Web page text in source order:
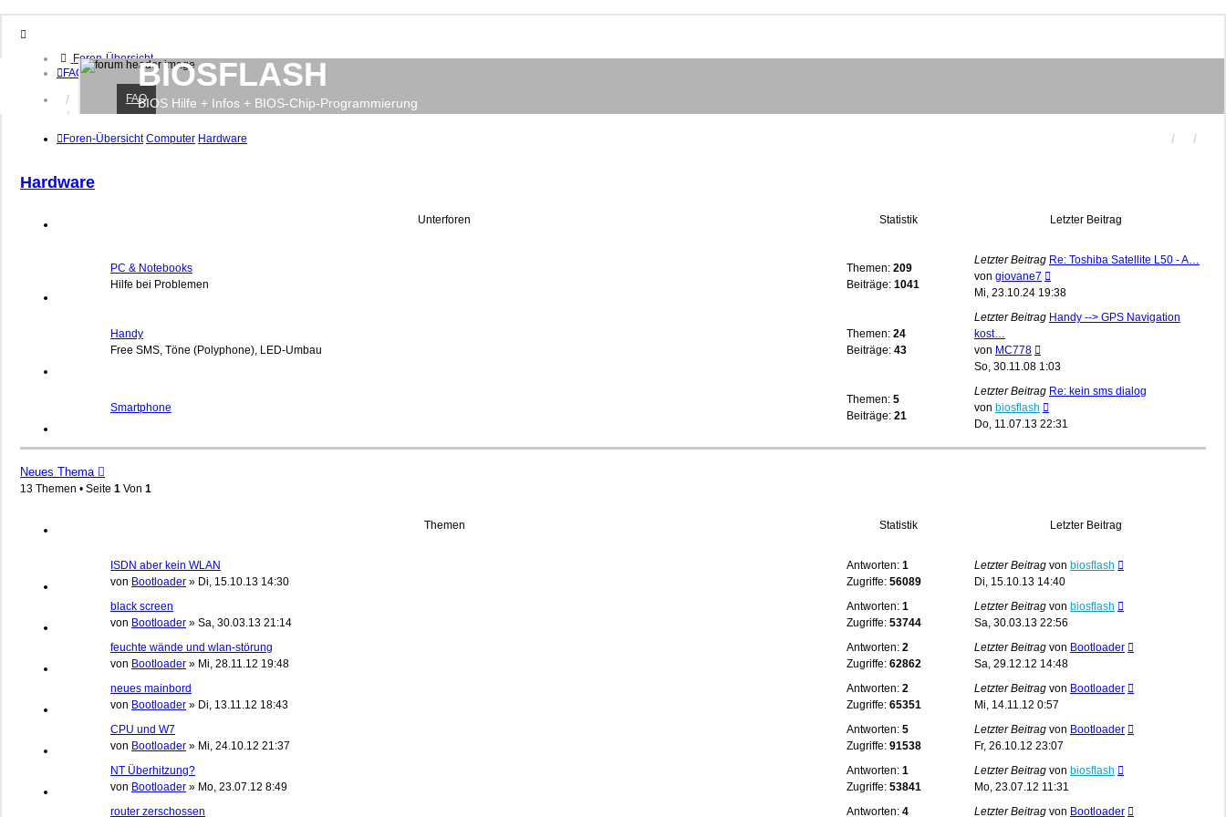
Foren-Übersicht
FAQ
Anmelden
Registrieren
BIOSFLASH
BIOS Hilfe + Infos + BIOS-Chip-Programmierung
FAQ
Foren-Übersicht Computer Hardware
Hardware
Unterforen Statistik Letzter Beitrag
PC & Notebooks
Hilfe bei Problemen
Themen: 209
Beiträge: 1041
Letzter Beitrag Re: Toshiba Satellite L50 - A…
von giovane7
Beitrag
Mi, 23.10.24 19:38
Handy
Free SMS, Töne (Polyphone), LED-Umbau
Themen: 24
Beiträge: 43
Letzter Beitrag Handy --> GPS Navigation
kost…
von MC778
Beitrag
So, 30.11.08 1:03
Smartphone
Themen: 5
Beiträge: 21
Letzter Beitrag Re: kein sms dialog
von biosflash
Beitrag
Do, 11.07.13 22:31
Neues Thema
13 Themen • Seite 1 Von 1
Themen Statistik Letzter Beitrag
ISDN aber kein WLAN
von Bootloader » Di, 15.10.13 14:30
Antworten: 1
Zugriffe: 56089
Letzter Beitrag von biosflash
Di, 15.10.13 14:40
black screen
von Bootloader » Sa, 30.03.13 21:14
Antworten: 1
Zugriffe: 53744
Letzter Beitrag von biosflash
Sa, 30.03.13 22:56
feuchte wände und wlan-störung
von Bootloader » Mi, 28.11.12 19:48
Antworten: 2
Zugriffe: 62862
Letzter Beitrag von Bootloader
Sa, 29.12.12 14:48
neues mainbord
von Bootloader » Di, 13.11.12 18:43
Antworten: 2
Zugriffe: 65351
Letzter Beitrag von Bootloader
Mi, 14.11.12 0:57
CPU und W7
von Bootloader » Mi, 24.10.12 21:37
Antworten: 5
Zugriffe: 91538
Letzter Beitrag von Bootloader
Fr, 26.10.12 23:07
NT Überhitzung?
von Bootloader » Mo, 23.07.12 8:49
Antworten: 1
Zugriffe: 53841
Letzter Beitrag von biosflash
Mo, 23.07.12 11:31
router zerschossen
Antworten: 4 Letzter Beitrag von Bootloader